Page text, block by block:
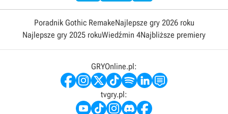
Poradnik Gothic RemakeNajlepsze gry 2026 roku
Najlepsze gry 2025 rokuWiedźmin 4Najbliższe premiery
GRYOnline.pl:
tvgry.pl: